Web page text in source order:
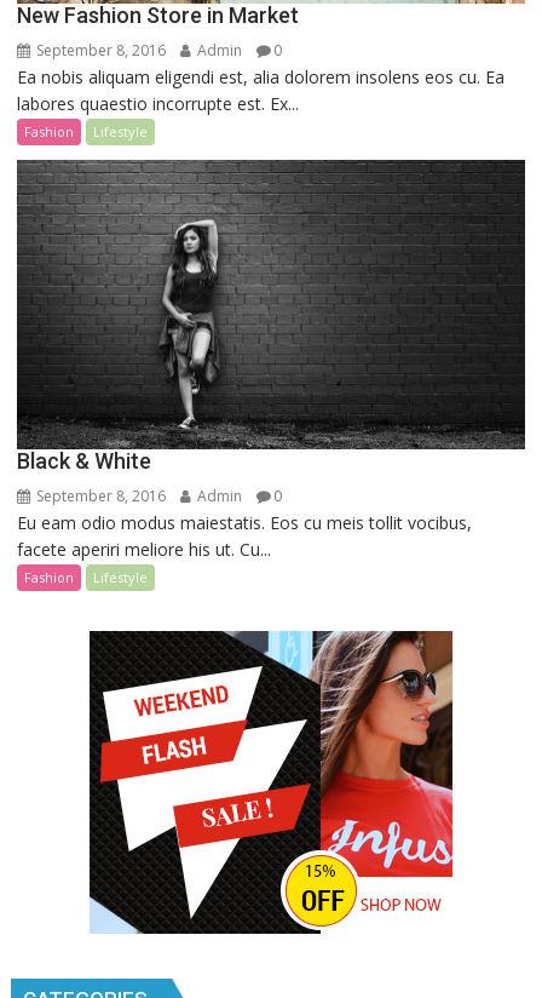
New Fashion Store in Market
September 8, 2016 Admin 0
Ea nobis aliquam eligendi est, alia dolorem insolens eos cu. Ea
labores quaestio incorrupte est. Ex...
Fashion Lifestyle
Black & White
September 8, 2016 Admin 0
Eu eam odio modus maiestatis. Eos cu meis tollit vocibus,
facete aperiri meliore his ut. Cu...
Fashion Lifestyle